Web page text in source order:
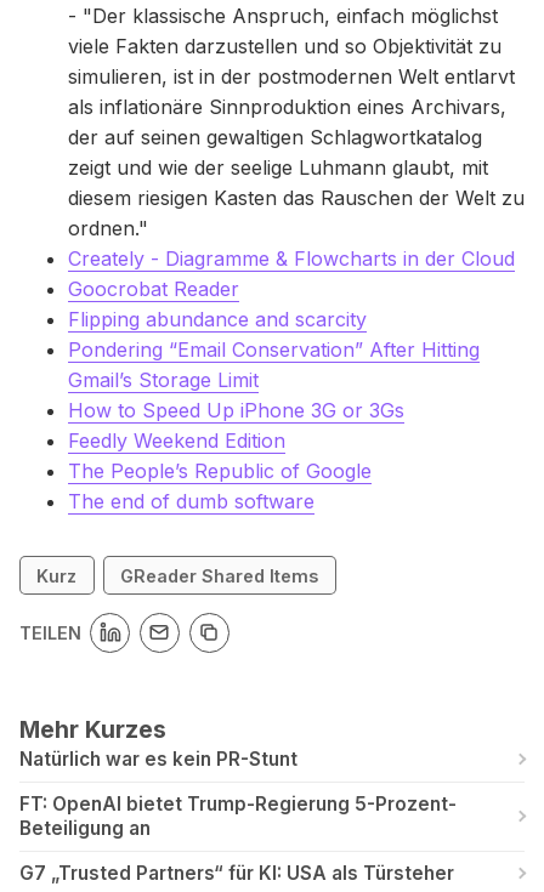
- "Der klassische Anspruch, einfach möglichst
viele Fakten darzustellen und so Objektivität zu
simulieren, ist in der postmodernen Welt entlarvt
als inflationäre Sinnproduktion eines Archivars,
der auf seinen gewaltigen Schlagwortkatalog
zeigt und wie der seelige Luhmann glaubt, mit
diesem riesigen Kasten das Rauschen der Welt zu
ordnen."
Creately - Diagramme & Flowcharts in der Cloud
Goocrobat Reader
Flipping abundance and scarcity
Pondering “Email Conservation” After Hitting
Gmail’s Storage Limit
How to Speed Up iPhone 3G or 3Gs
Feedly Weekend Edition
The People’s Republic of Google
The end of dumb software
Kurz GReader Shared Items
TEILEN
Mehr Kurzes
Natürlich war es kein PR-Stunt
FT: OpenAI bietet Trump-Regierung 5-Prozent-
Beteiligung an
G7 „Trusted Partners“ für KI: USA als Türsteher